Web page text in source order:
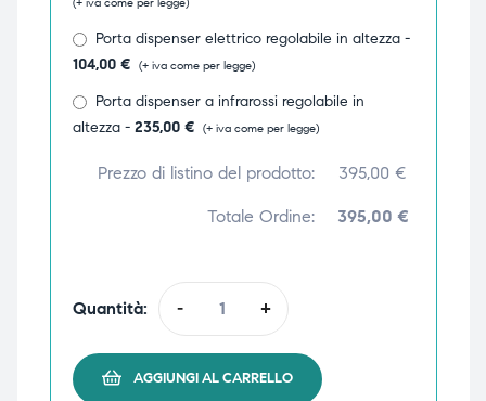
Porta dispenser elettrico regolabile in altezza -
104,00 € (+ iva come per legge)
Porta dispenser a infrarossi regolabile in
altezza - 235,00 € (+ iva come per legge)
Prezzo di listino del prodotto: 395,00 €
Totale Ordine: 395,00 €
Quantità: - +
AGGIUNGI AL CARRELLO